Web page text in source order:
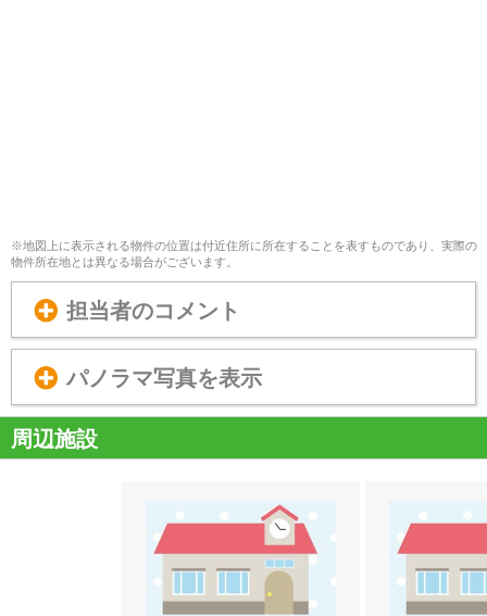
※地図上に表示される物件の位置は付近住所に所在することを表すものであり、実際の
物件所在地とは異なる場合がございます。
担当者のコメント
パノラマ写真を表示
周辺施設